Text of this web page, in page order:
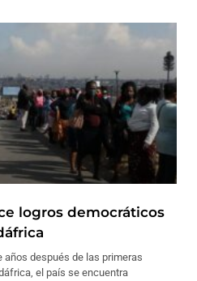
logros democráticos
años después de las primeras
el país se encuentra